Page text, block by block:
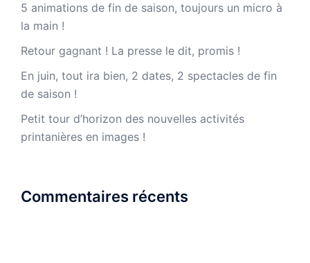
5 animations de fin de saison, toujours un micro à
la main !
Retour gagnant ! La presse le dit, promis !
En juin, tout ira bien, 2 dates, 2 spectacles de fin
de saison !
Petit tour d’horizon des nouvelles activités
printanières en images !
Commentaires récents